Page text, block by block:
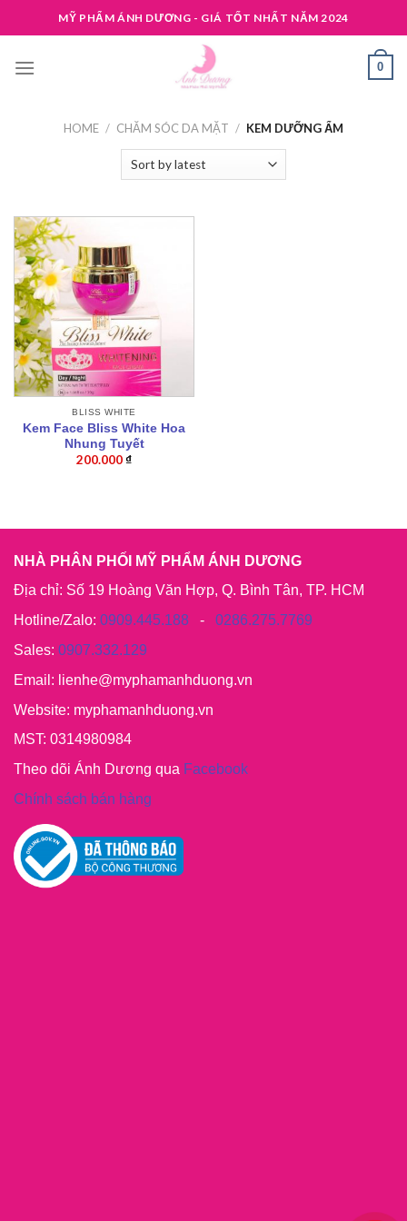
to
MỸ PHẨM ÁNH DƯƠNG - GIÁ TỐT NHẤT NĂM 2024
0
HOME / CHĂM SÓC DA MẶT / KEM DƯỠNG ẨM
BLISS WHITE
Kem Face Bliss White Hoa
Nhung Tuyết
200.000₫
NHÀ PHÂN PHỐI MỸ PHẨM ÁNH DƯƠNG
Địa chỉ: Số 19 Hoàng Văn Hợp, Q. Bình Tân, TP. HCM
Hotline/Zalo: 0909.445.188 - 0286.275.7769
Sales: 0907.332.129
Email: lienhe@myphamanhduong.vn
Website: myphamanhduong.vn
MST: 0314980984
Theo dõi Ánh Dương qua Facebook
Chính sách bán hàng